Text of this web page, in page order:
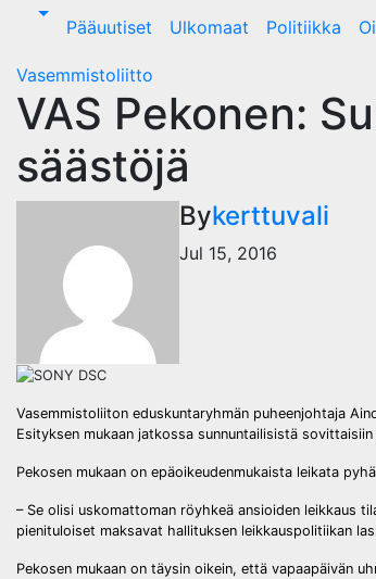
Pääuutiset Ulkomaat Politiikka
Vasemmistoliitto
VAS Pekonen:
säästöjä
Bykerttuvali
Jul 15, 2016
Vasemmistoliiton eduskuntaryhmän puheenjohtaja
Esityksen mukaan jatkossa sunnuntailisistä
Pekosen mukaan on epäoikeudenmukaista leikata
– Se olisi uskomattoman röyhkeä ansioiden leikkaus
pienituloiset maksavat hallituksen leikkauspolitiikan
Pekosen mukaan on täysin oikein, että vapaapäivän